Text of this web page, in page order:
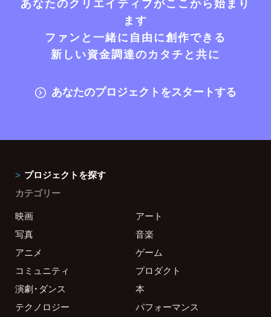
ます
ファンと一緒に自由に創作できる
新しい資金調達のカタチと共に
あなたのプロジェクトをスタートする
プロジェクトを探す
カテゴリー
映画
アート
写真
音楽
アニメ
ゲーム
コミュニティ
プロダクト
演劇・ダンス
本
テクノロジー
パフォーマンス